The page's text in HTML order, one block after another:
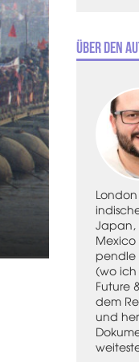
Über den
Japan,
pendle
(wo ich
Future
dem
und